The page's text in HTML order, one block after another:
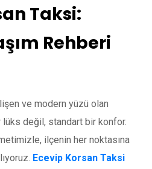
Taksi:
Rehberi
ve modern yüzü olan
lüks değil, standart bir konfor.
ilçenin her noktasına
Ecevip Korsan Taksi